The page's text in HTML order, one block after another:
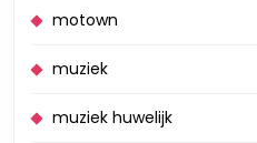
motown
muziek
muziek huwelijk